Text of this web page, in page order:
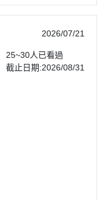
2026/07/21
25~30人已看過
截止日期:2026/08/31